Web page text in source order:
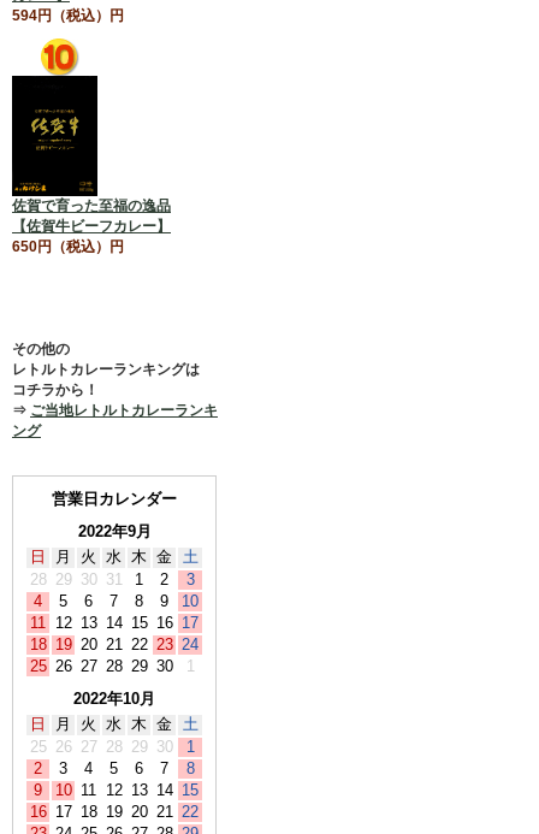
594円（税込）円
佐賀で育った至福の逸品
【佐賀牛ビーフカレー】
650円（税込）円
その他の
レトルトカレーランキングは
コチラから！
⇒ ご当地レトルトカレーランキ
ング
営業日カレンダー
2022年9月
日
月 火 水 木 金 土
28 29 30 31 1 2
3
4
5 6 7 8 9
10
11 12 13 14 15 16 17
18 19 20 21 22 23 24
25 26 27 28 29 30
1
2022年10月
日
月 火 水 木 金 土
25 26 27 28 29 30
1
2
3 4 5 6 7
8
9
10 11 12 13 14 15
16 17 18 19 20 21 22